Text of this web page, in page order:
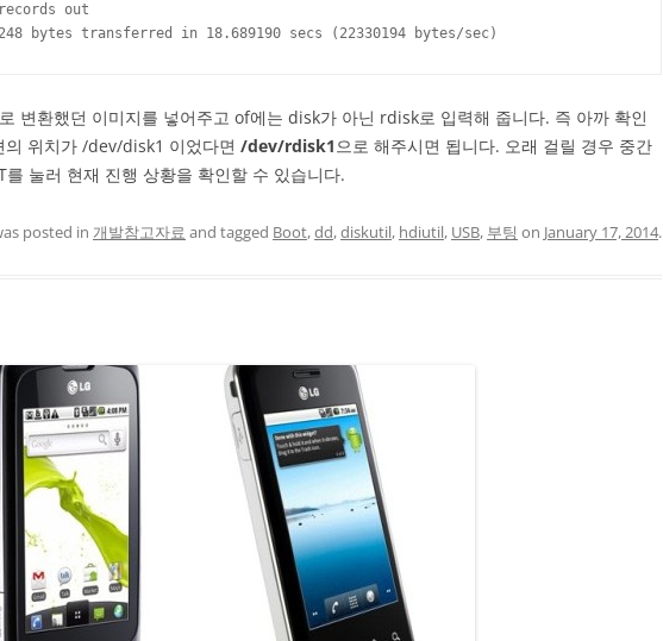
out
bytes transferred in 18.689190 secs (22330194 bytes/sec)
변환했던 이미지를 넣어주고 of에는 disk가 아닌 rdisk로 입력해 줍니다. 즉 아까 확인
의 위치가 /dev/disk1 이었다면 /dev/rdisk1으로 해주시면 됩니다. 오래 걸릴 경우 중간
를 눌러 현재 진행 상황을 확인할 수 있습니다.
posted in 개발참고자료 and tagged Boot,dd,diskutil, hdiutil, USB, 부팅 on January 17, 2014.